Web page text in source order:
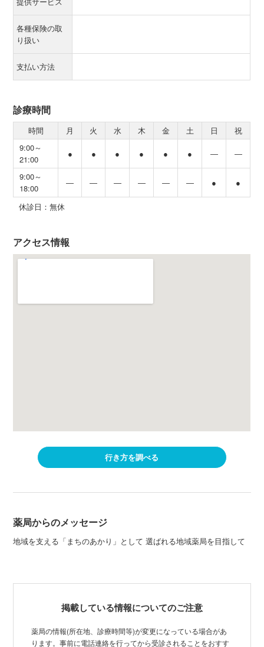
各種保険の取
り扱い
支払い方法
診療時間
時間 月 火 水 木 金 土 日
祝
9:00～
21:00
● ● ● ● ● ● ― ―
9:00～
18:00
― ― ― ― ― ― ● ●
休診日：無休
アクセス情報
行き方を調べる
薬局からのメッセージ
地域を支える「まちのあかり」として 選ばれる地域薬局を目指して
掲載している情報についてのご注意
薬局の情報(所在地、診療時間等)が変更になっている場合があ
ります。事前に電話連絡を行ってから受診されることをおすす